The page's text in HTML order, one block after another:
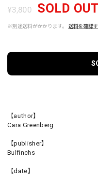
¥3,800 SOLD OUT
※別途送料がかかります。 送料を確認
【author】
Cara Greenberg
【publisher】
Bulfinchs
【date】